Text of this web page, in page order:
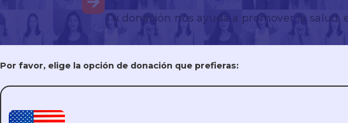
Tu donación nos ayuda a promover la
Por favor, elige la opción de donación que prefieras:
PrEP & PEP